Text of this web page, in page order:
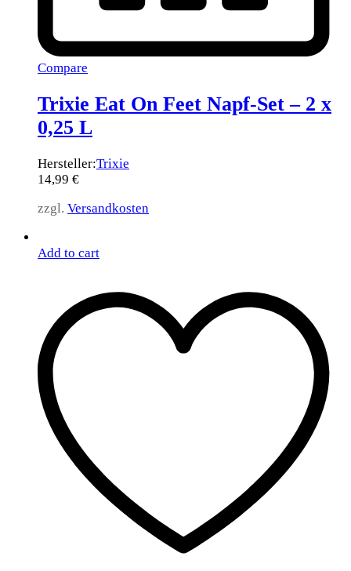
Compare
Trixie Eat On Feet Napf-Set – 2 x
0,25 L
Hersteller:Trixie
14,99 €
zzgl. Versandkosten
Add to cart